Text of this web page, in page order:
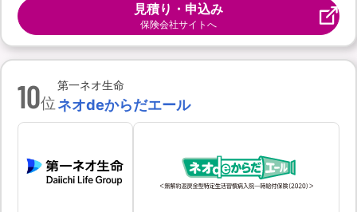
見積り・申込み
保険会社サイトへ
10位
第一ネオ生命
ネオdeからだエール